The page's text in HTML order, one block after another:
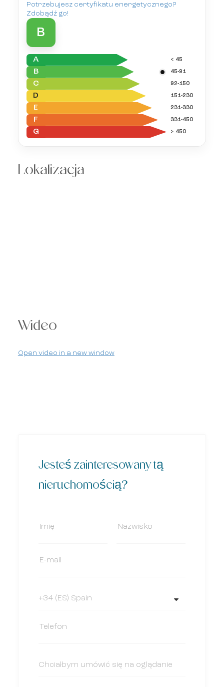
Potrzebujesz certyfikatu energetycznego?
Zdobądź go!
B
A < 45
B 45-91
C 92-150
D 151-230
E 231-330
F 331-450
G > 450
Lokalizacja
Wideo
Open video in a new window
Jesteś zainteresowany tą
nieruchomością?